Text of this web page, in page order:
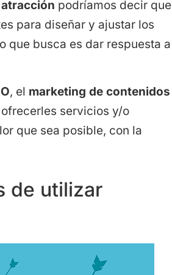
podríamos decir que
para diseñar y ajustar los
que busca es dar respuesta a
, el marketing de contenidos
servicios y/o
que sea posible, con la
de utilizar